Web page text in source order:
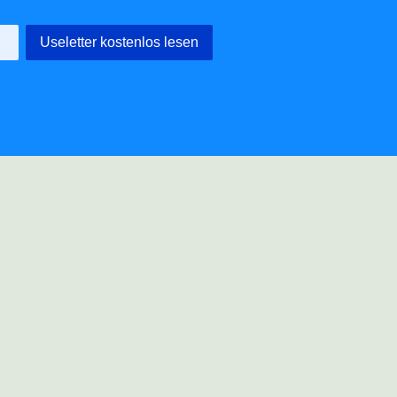
Useletter kostenlos lesen